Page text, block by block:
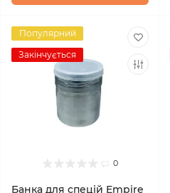
Популярний
Закінчується
0
Банка для спецій Empire